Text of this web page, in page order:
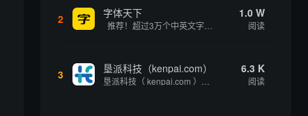
2 字体天下 1.0 W
阅读
3 垦派科技（kenpai.com） 6.3 K
阅读